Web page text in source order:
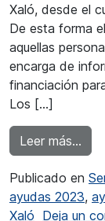
Xaló, desde el
De esta forma
aquellas
encarga de
financiación
Los […]
Leer más…
Publicado en
ayudas 2023,
Xaló Deja un